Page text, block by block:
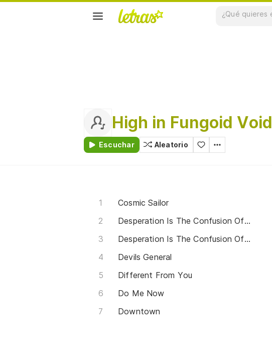
High in Fungoid Void
Escuchar Aleatorio
Cosmic Sailor
Desperation Is The Confusion Of Man Part I
Desperation Is The Confusion Of Man Part II
Devils General
Different From You
Do Me Now
Downtown